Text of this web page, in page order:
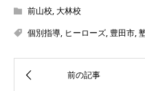
前山校,大林校
個別指導, ヒーローズ, 豊田市,